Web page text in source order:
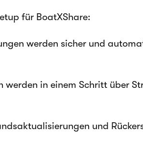
für BoatXShare:
werden sicher und
werden in einem Schritt über
und